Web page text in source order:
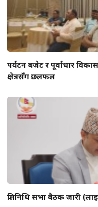
पर्यटन बजेट र पूर्वाधार
क्षेत्रसँग छलफल
प्रतिनिधि सभा बैठक जारी